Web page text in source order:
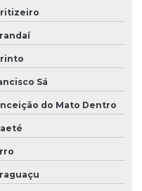
Sá
do Mato Dentro